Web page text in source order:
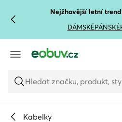
PŘEJÍT NA HLAVNÍ OBSAH
PŘEJÍT NA VYHLEDÁVÁNÍ
Nejžhavější letní
DÁMSKÉPÁNSKÉ
Hledat značku, produkt,
Kabelky